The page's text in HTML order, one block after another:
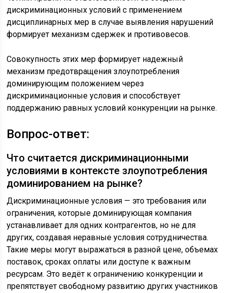
дискриминационных условий с применением
дисциплинарных мер в случае выявления нарушений
формирует механизм сдержек и противовесов.
Совокупность этих мер формирует надежный
механизм предотвращения злоупотребления
доминирующим положением через
дискриминационные условия и способствует
поддержанию равных условий конкуренции на рынке.
Вопрос-ответ:
Что считается дискриминационными
условиями в контексте злоупотребления
доминированием на рынке?
Дискриминационные условия — это требования или
ограничения, которые доминирующая компания
устанавливает для одних контрагентов, но не для
других, создавая неравные условия сотрудничества.
Такие меры могут выражаться в разной цене, объемах
поставок, сроках оплаты или доступе к важным
ресурсам. Это ведёт к ограничению конкуренции и
препятствует свободному развитию других участников